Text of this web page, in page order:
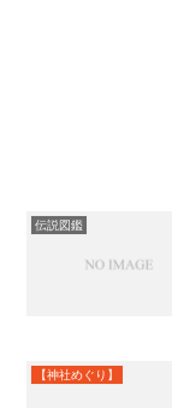
伝説図鑑
【神社めぐり】